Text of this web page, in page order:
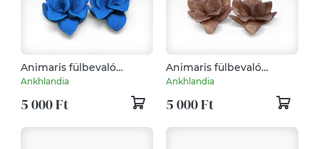
Animaris fülbevaló
Óceánkék
Ankhlandia
5 000 Ft
Animaris fülbevaló
Rózsaarany
Ankhlandia
5 000 Ft